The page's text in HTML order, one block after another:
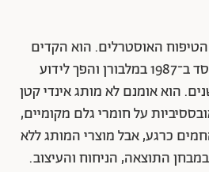
האוסטרלים. הוא הקדים
את זמנו של הטרנד כשנוסד ב־1987 במלבורן והפך לידוע
הוא אומנם לא מותג אינדי קטן
על חומרי גלם מקומיים,
כרגע, אבל מוצרי המותג ללא
התוצאה, הניחוח והעיצוב.